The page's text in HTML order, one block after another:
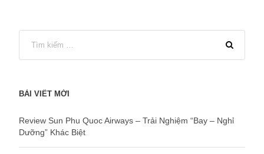
BÀI VIẾT MỚI
Review Sun Phu Quoc Airways – Trải Nghiệm “Bay – Nghỉ
Dưỡng” Khác Biệt